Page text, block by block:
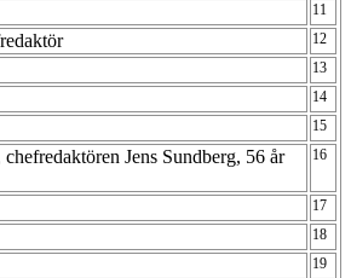
11
12
13
14
15
Jens Sundberg, 56 år
16
17
18
19